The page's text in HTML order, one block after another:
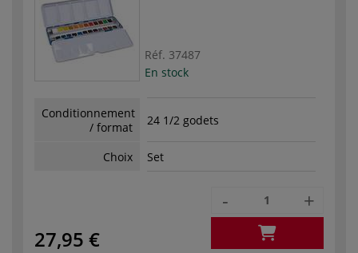
Réf. 37487
En stock
Conditionnement
/ format
24 1/2 godets
Choix Set
27,95 €
- +